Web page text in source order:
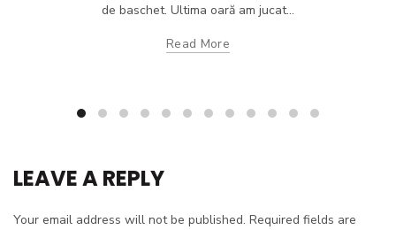
de baschet. Ultima oară am jucat...
Read More
LEAVE A REPLY
Your email address will not be published. Required fields are